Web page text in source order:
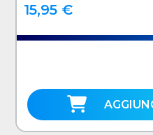
15,95 €